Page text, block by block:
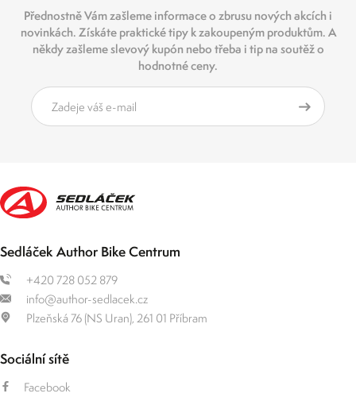
Přednostně Vám zašleme informace o zbrusu nových akcích i
novinkách. Získáte praktické tipy k zakoupeným produktům. A
někdy zašleme slevový kupón nebo třeba i tip na soutěž o
hodnotné ceny.
Sedláček Author Bike Centrum
+420 728 052 879
info@author-sedlacek.cz
Plzeňská 76 (NS Uran), 261 01 Příbram
Sociální sítě
Facebook